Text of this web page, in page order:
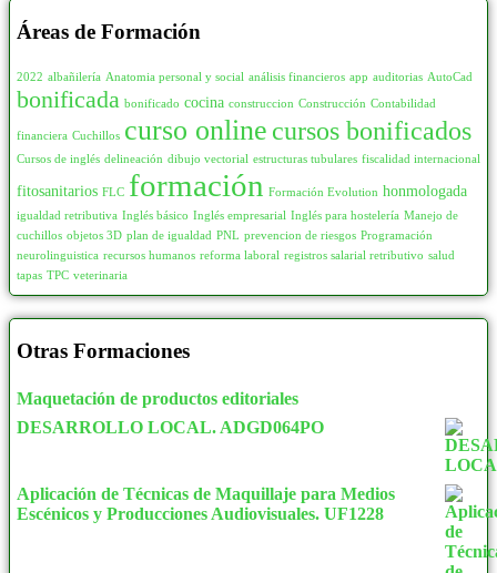
Áreas de Formación
2022 albañilería Anatomia personal y social análisis financieros app auditorias AutoCad
bonificada bonificado cocina construccion Construcción Contabilidad
financiera Cuchillos curso online cursos bonificados
Cursos de inglés delineación dibujo vectorial estructuras tubulares fiscalidad internacional
fitosanitarios FLC formación Formación Evolution honmologada
igualdad retributiva Inglés básico Inglés empresarial Inglés para hostelería Manejo de
cuchillos objetos 3D plan de igualdad PNL prevencion de riesgos Programación
neurolinguistica recursos humanos reforma laboral registros salarial retributivo salud
tapas TPC veterinaria
Otras Formaciones
Maquetación de productos editoriales
DESARROLLO LOCAL. ADGD064PO
Aplicación de Técnicas de Maquillaje para Medios
Escénicos y Producciones Audiovisuales. UF1228